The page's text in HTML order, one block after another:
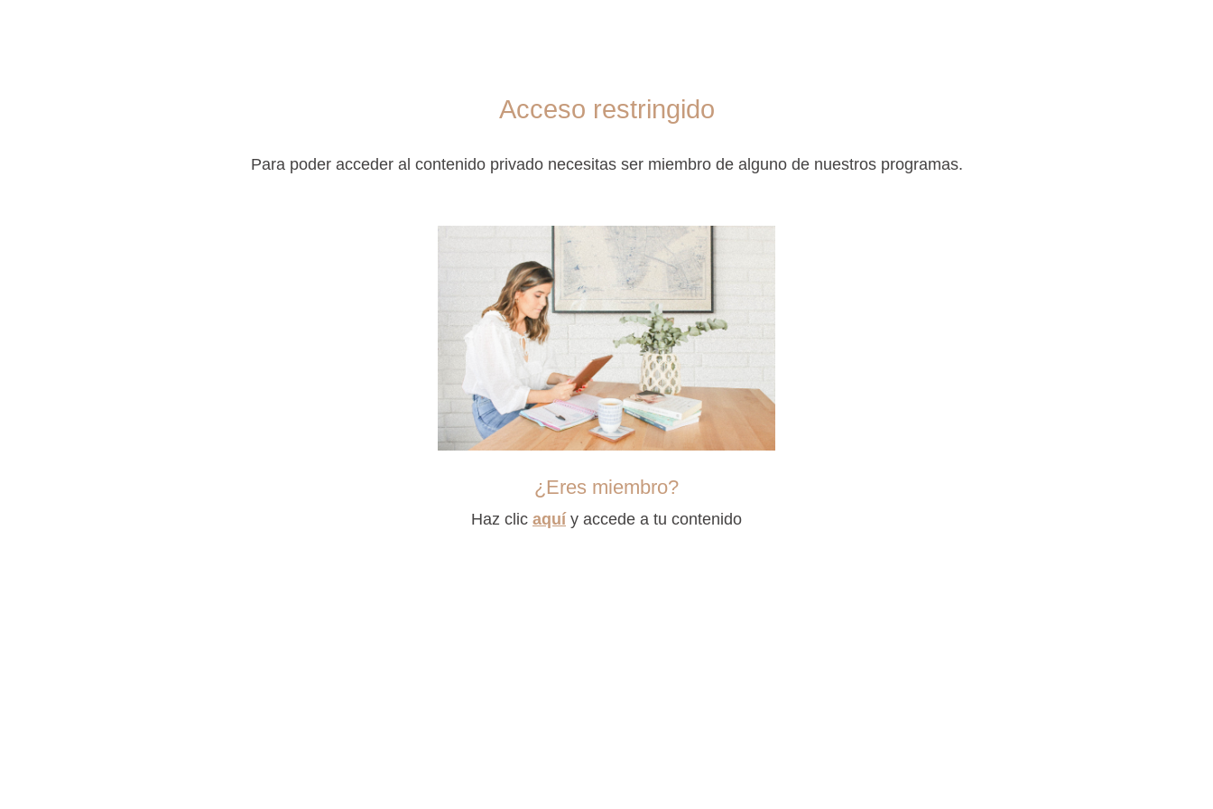
Acceso restringido
Para poder acceder al contenido privado necesitas ser miembro de alguno de nuestros programas.
¿Eres miembro?
Haz clic aquíy accede a tu contenido